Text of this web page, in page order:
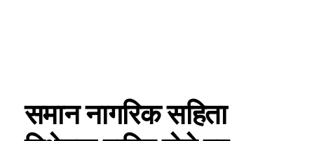
समान नागरिक सहिता